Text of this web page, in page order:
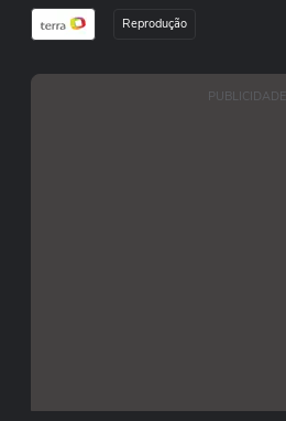
Reprodução
PUBLICIDADE